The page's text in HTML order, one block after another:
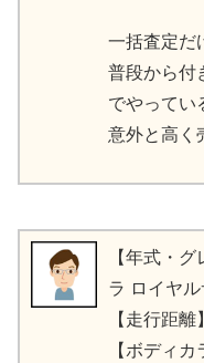
一括査定だ
普段から付
でやってい
意外と高く
【年式・
ラ ロイヤル
【走行距
【ボディ